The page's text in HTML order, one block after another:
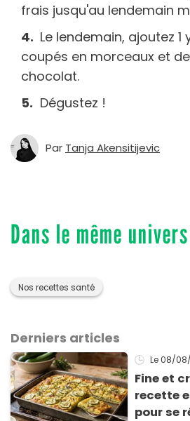
frais jusqu'au lendemain
Le lendemain, ajoutez
coupés en morceaux et
chocolat.
Dégustez !
Par Tanja Akensitijevic
Dans le même univers
Nos recettes santé
Derniers articles
Le 08/
Fine et
recette
pour se